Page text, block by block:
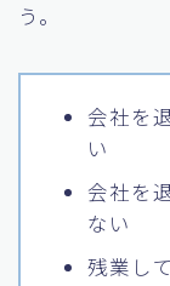
う。
会社を
い
会社を
ない
残業し